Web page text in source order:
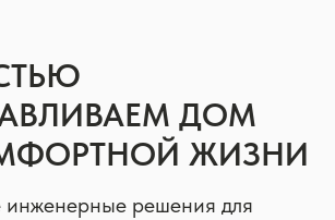
ДОМ
ЖИЗНИ
решения для